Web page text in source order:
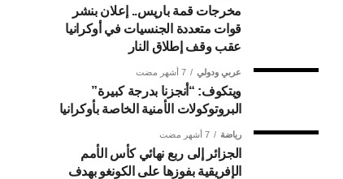
مخرجات قمة باريس.. إعلان بنشر
قوات متعددة الجنسيات في أوكرانيا
عقب وقف إطلاق النار
عربي ودولي 7 أشهر مضت
ويتكوف: “أنجزنا بدرجة كبيرة”
البروتوكولات الأمنية الخاصة بأوكرانيا
رياضة 7 أشهر مضت
الجزائر إلى ربع نهائي كأس الأمم
الإفريقية بفوزها على الكونغو بهدف